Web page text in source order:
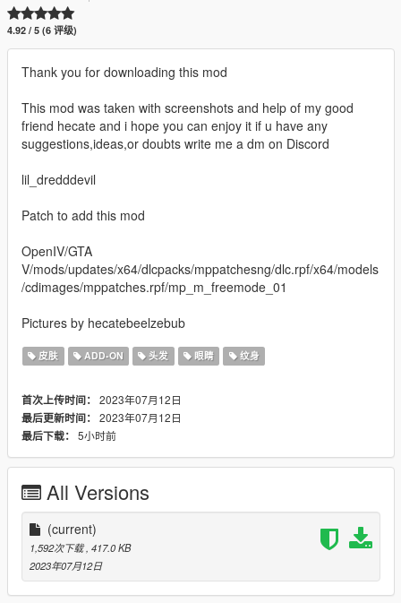
4.92 / 5 (6 评级)
Thank you for downloading this mod
This mod was taken with screenshots and help of my good
friend hecate and i hope you can enjoy it if u have any
suggestions,ideas,or doubts write me a dm on Discord
lil_dredddevil
Patch to add this mod
OpenIV/GTA
V/mods/updates/x64/dlcpacks/mppatchesng/dlc.rpf/x64/models
/cdimages/mppatches.rpf/mp_m_freemode_01
Pictures by hecatebeelzebub
皮肤 ADD-ON 头发 眼睛 纹身
首次上传时间： 2023年07月12日
最后更新时间： 2023年07月12日
最后下载： 5小时前
All Versions
(current)
1,592次下载, 417.0 KB
2023年07月12日